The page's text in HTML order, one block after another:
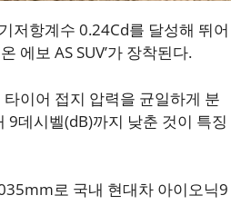
저항계수 0.24Cd를 달성해 뛰어
에보 AS SUV’가 장착된다.
타이어 접지 압력을 균일하게 분
데시벨(dB)까지 낮춘 것이 특징
로 국내 현대차 아이오닉9